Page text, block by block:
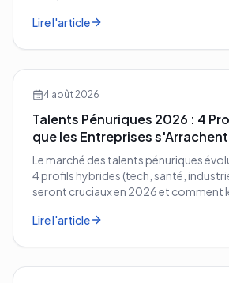
entreprise.
Lire l'article
4 août 2026
Talents Pénuriques 2026 : 4
que les Entreprises s'Arrachent
Le marché des talents pénuriques
4 profils hybrides (tech, santé,
seront cruciaux en 2026 et comment
Lire l'article